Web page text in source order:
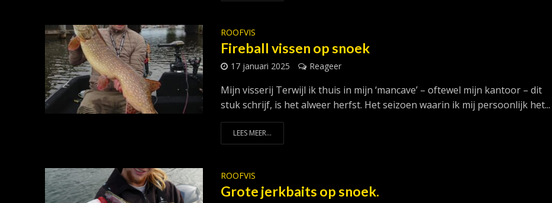
ROOFVIS
Fireball vissen op snoek
17 januari 2025 Reageer
Mijn visserij Terwijl ik thuis in mijn ‘mancave’ – oftewel mijn kantoor – dit
stuk schrijf, is het alweer herfst. Het seizoen waarin ik mij persoonlijk het...
LEES MEER...
ROOFVIS
Grote jerkbaits op snoek.